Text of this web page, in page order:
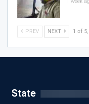
PREV NEXT 1 of
State